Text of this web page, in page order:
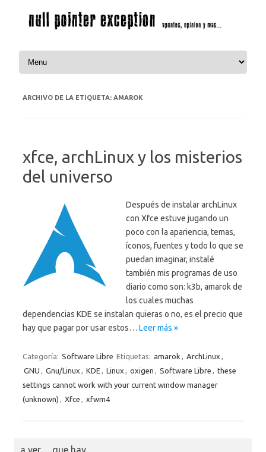
Saltar al contenido
ARCHIVO DE LA ETIQUETA: AMAROK
xfce, archLinux y los misterios
del universo
Después de instalar archLinux
con Xfce estuve jugando un
poco con la apariencia, temas,
íconos, fuentes y todo lo que se
puedan imaginar, instalé
también mis programas de uso
diario como son: k3b, amarok de
los cuales muchas
dependencias KDE se instalan quieras o no, es el precio que
hay que pagar por usar estos… Leer más »
Categoría: Software Libre Etiquetas: amarok , ArchLinux ,
GNU , Gnu/Linux , KDE, Linux , oxigen , Software Libre , these
settings cannot work with your current window manager
(unknown) , Xfce , xfwm4
a ver… que hay…